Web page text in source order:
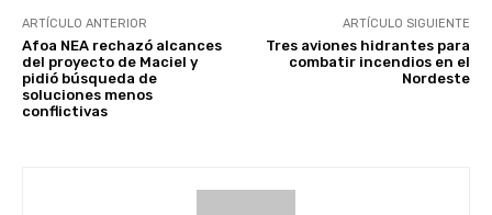
ARTÍCULO ANTERIOR
Afoa NEA rechazó alcances
del proyecto de Maciel y
pidió búsqueda de
soluciones menos
conflictivas
ARTÍCULO SIGUIENTE
Tres aviones hidrantes para
combatir incendios en el
Nordeste